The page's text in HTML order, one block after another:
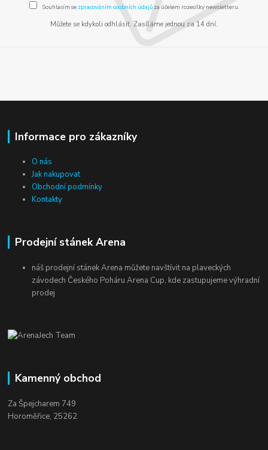
Souhlasím se zpracováním osobních údajůza účelem rozesílky newsletteru.
Můžete se kdykoli odhlásit. Zasíláme jednou za 14 dní.
Informace pro zákazníky
O nás
Jak nakupovat
Obchodní podmínky
Kontakty
Prodejní stánek Arena
náš prodejní stánek Arena můžete navštívit na plaveckých
závodech Českého Poháru Arena Cup, kde zastupujeme výhradní
prodej
Kamenný obchod
Za Špejcharem 749
Horoměřice, 25262